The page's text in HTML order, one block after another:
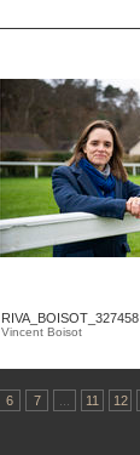
RIVA_BOISOT_327458
Vincent Boisot
6 7 11 12